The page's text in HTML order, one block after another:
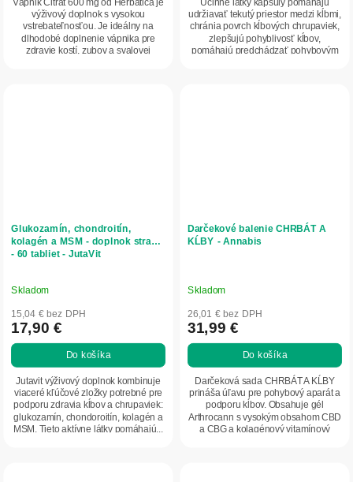
výživový doplnok s vysokou
vstrebateľnosťou. Je ideálny na
dlhodobé doplnenie vápnika pre
zdravie kostí, zubov a svalovej
udržiavať tekutý priestor medzi kĺbmi,
chránia povrch kĺbových chrupaviek,
zlepšujú pohyblivosť kĺbov,
pomáhajú predchádzať pohybovým
Glukozamín, chondroitín,
kolagén a MSM - doplnok stravy
- 60 tabliet - JutaVit
Skladom
15,04 € bez DPH
17,90 €
Do košíka
Jutavit výživový doplnok kombinuje
viaceré kľúčové zložky potrebné pre
podporu zdravia kĺbov a chrupaviek:
glukozamín, chondoroitín, kolagén a
MSM. Tieto aktívne látky pomáhajú...
Darčekové balenie CHRBÁT A
KĹBY - Annabis
Skladom
26,01 € bez DPH
31,99 €
Do košíka
Darčeková sada CHRBÁT A KĹBY
prináša úľavu pre pohybový aparát a
podporu kĺbov. Obsahuje gél
Arthrocann s vysokým obsahom CBD
a CBG a kolagénový vitamínový